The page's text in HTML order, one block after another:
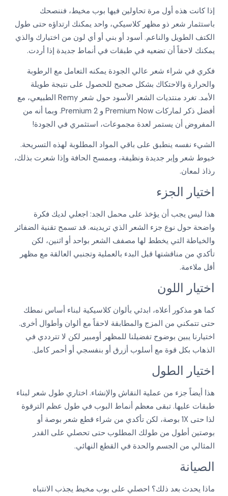
More
More
More
إذا كانت هذه أول مرة تحاولين فيها بوب مخيط، فننصحك
باستثمار شعر ذو مظهر كلاسيكي، واحد يمكنك ارتداؤه حتى طول
الكتف الطويل والناعم. أسود أو بني أو أي لون من اختيارك والذي
يمكنك لاحقاً أن تضعيه في طبقات في أنماط جديدة إذا أردت.
فكري في شراء شعر عالي الجودة يمكنه التعامل مع الرطوبة
والحرارة والاحتكاك بشكل صحيح للحصول على نتيجة طويلة
الأمد. تغرد منتديات الشعر الأسود حول شعر Remy الطبيعي، مع
أفضل ذكر لماركات Premium Now و Premium 2. وبما أنه من
المفروض أن يستمر لعدة مجموعات، استثمري في الجودة!
الشيء نفسه ينطبق على باقي المواد المطلوبة لهذه التسريحة.
خيوط شعر وإبر جديدة ونظيفة، وممسح الحافة وإذا شعرت بذلك،
رذاذ لمعان.
اختيار الجزء
هذا ليس يجب أن يؤخذ على محمل الجد: اجعلي لديك فكرة
واضحة حول نوع جزء الشعر الذي تريدينه. قد تسمح تقنية الضفائر
والخياطة التي يخطط لها مصفف الشعر بواحد أو اثنين، لكن
تأكدي من مناقشتها قبل البدء بالعملية وتجنبي العالقة مع مظهر
أقل ملاءمة.
اختيار اللون
كما هو مذكور أعلاه، ابدئي بألوان كلاسيكية لبناء أساس نمطك
حتى تتمكني من المزج والمطابقة لاحقاً مع ألوان وأطوال أخرى.
اختيارنا يبين بوضوح تفضيلنا للمظهر أومبير لكن لا تترددي في
الذهاب بكل قوة مع أسلوب أزرق أو بنفسجي أو أحمر كامل.
اختيار الطول
هذا أيضاً جزء من عملية النقاش والإنشاء. اختاري طول شعر لبناء
طبقات عليها. تبقى معظم أنماط البوب في طول عظم الترقوة
لذا حتى 1X بوصة، لكن تأكدي من شراء قطع شعر بوصة أو
بوصتين أطول من طولك المطلوب حتى تحصلي على القدر
المثالي من الجسم والحدة في القطع النهائي.
الصيانة
ماذا يحدث بعد ذلك؟ احصلي على بوب مخيط يجذب الانتباه